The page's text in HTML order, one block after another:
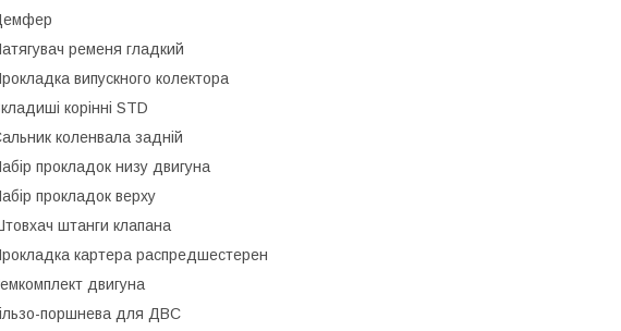
ременя гладкий
випускного колектора
корінні STD
коленвала задній
прокладок низу двигуна
прокладок верху
штанги клапана
картера распредшестерен
двигуна
поршнева для ДВС